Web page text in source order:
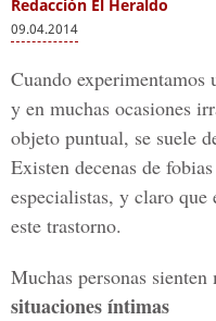
Redacción El Heraldo
09.04.2014
Cuando experimentamos
y en muchas ocasiones
objeto puntual, se suele
Existen decenas de
especialistas, y claro que
este trastorno.
Muchas personas
situaciones íntimas